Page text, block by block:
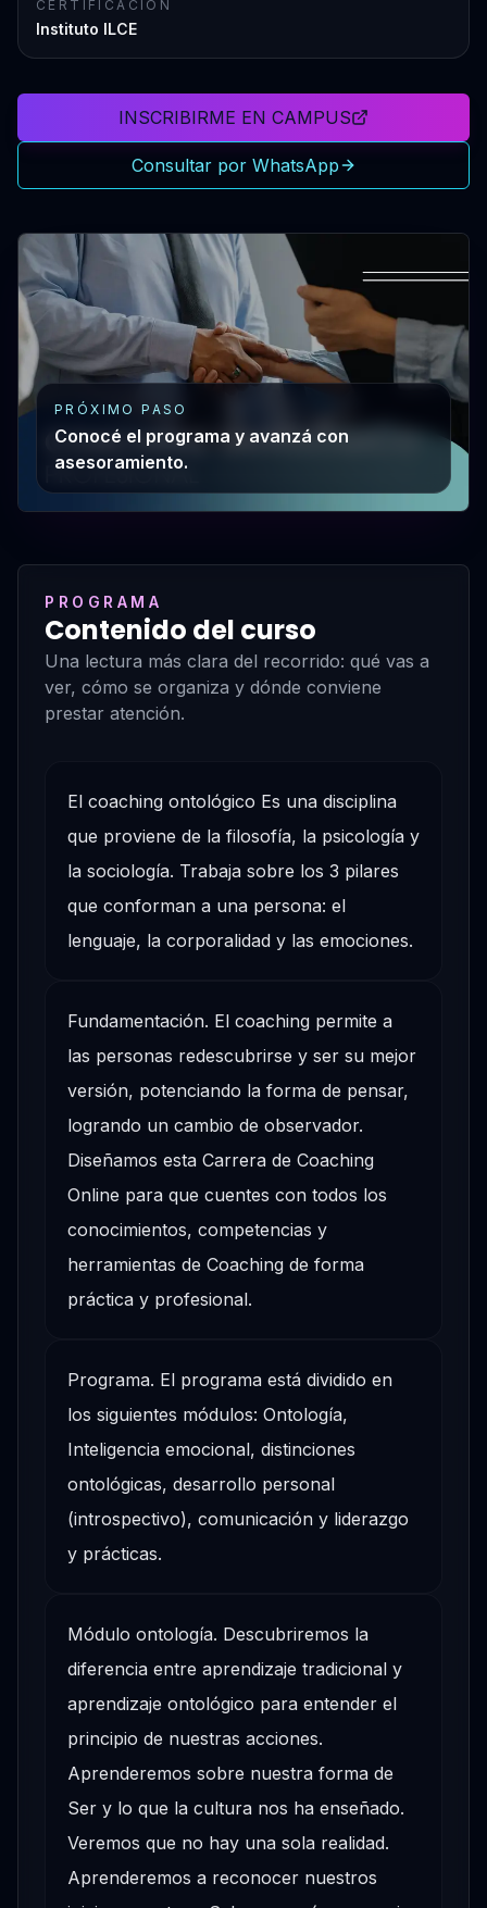
CERTIFICACIÓN
Instituto ILCE
INSCRIBIRME EN CAMPUS
Consultar por WhatsApp
PRÓXIMO PASO
Conocé el programa y avanzá con
asesoramiento.
PROGRAMA
Contenido del curso
Una lectura más clara del recorrido: qué vas a
ver, cómo se organiza y dónde conviene
prestar atención.
El coaching ontológico Es una disciplina
que proviene de la filosofía, la psicología y
la sociología. Trabaja sobre los 3 pilares
que conforman a una persona: el
lenguaje, la corporalidad y las emociones.
Fundamentación. El coaching permite a
las personas redescubrirse y ser su mejor
versión, potenciando la forma de pensar,
logrando un cambio de observador.
Diseñamos esta Carrera de Coaching
Online para que cuentes con todos los
conocimientos, competencias y
herramientas de Coaching de forma
práctica y profesional.
Programa. El programa está dividido en
los siguientes módulos: Ontología,
Inteligencia emocional, distinciones
ontológicas, desarrollo personal
(introspectivo), comunicación y liderazgo
y prácticas.
Módulo ontología. Descubriremos la
diferencia entre aprendizaje tradicional y
aprendizaje ontológico para entender el
principio de nuestras acciones.
Aprenderemos sobre nuestra forma de
Ser y lo que la cultura nos ha enseñado.
Veremos que no hay una sola realidad.
Aprenderemos a reconocer nuestros